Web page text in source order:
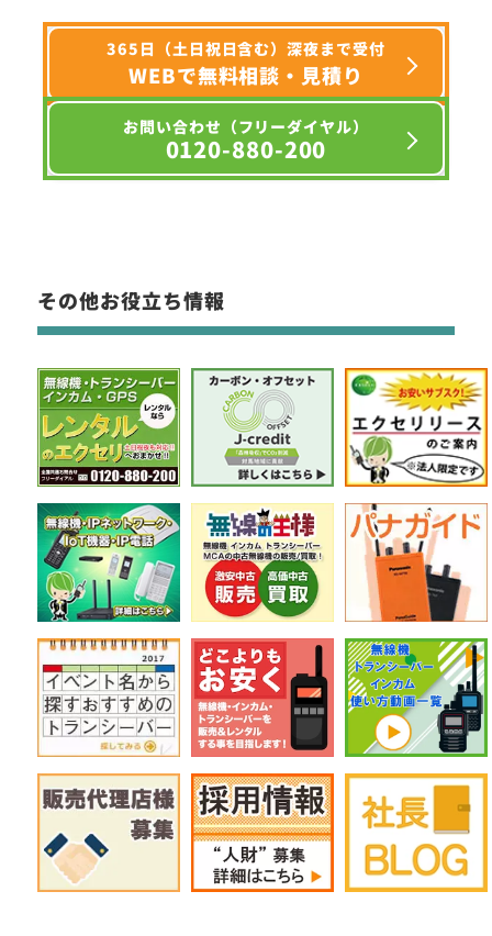
365日（土日祝日含む）深夜まで受付
WEBで無料相談・見積り
お問い合わせ（フリーダイヤル）
0120-880-200
その他お役立ち情報